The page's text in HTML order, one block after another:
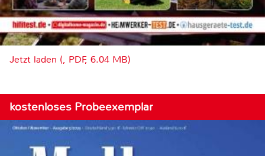
Jetzt laden (, PDF, 6.04 MB)
kostenloses Probeexemplar